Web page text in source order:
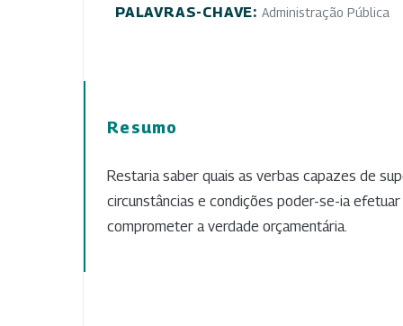
PALAVRAS-CHAVE: Administração Pública
Resumo
Restaria saber quais as verbas capazes de
circunstâncias e condições poder-se-ia
comprometer a verdade orçamentária.